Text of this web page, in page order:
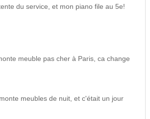
du service, et mon piano file au 5e!
meuble pas cher à Paris, ca change
meubles de nuit, et c'était un jour